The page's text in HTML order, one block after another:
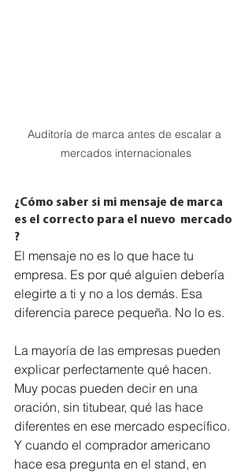
Auditoría de marca antes de escalar a
mercados internacionales
¿Cómo saber si mi mensaje de marca
es el correcto para el nuevo  mercado
?
El mensaje no es lo que hace tu
empresa. Es por qué alguien debería
elegirte a ti y no a los demás. Esa
diferencia parece pequeña. No lo es.
La mayoría de las empresas pueden
explicar perfectamente qué hacen.
Muy pocas pueden decir en una
oración, sin titubear, qué las hace
diferentes en ese mercado específico.
Y cuando el comprador americano
hace esa pregunta en el stand, en